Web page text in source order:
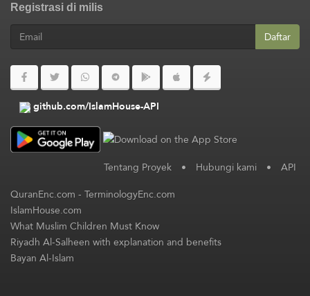
Registrasi di milis
Daftar
github.com/IslamHouse-API
Tentang Proyek • Hubungi kami • API
QuranEnc.com-TerminologyEnc.com
IslamHouse.com
What Muslim Children Must Know
Riyadh Al-Salheen with explanation and benefits
Bayan Al-Islam